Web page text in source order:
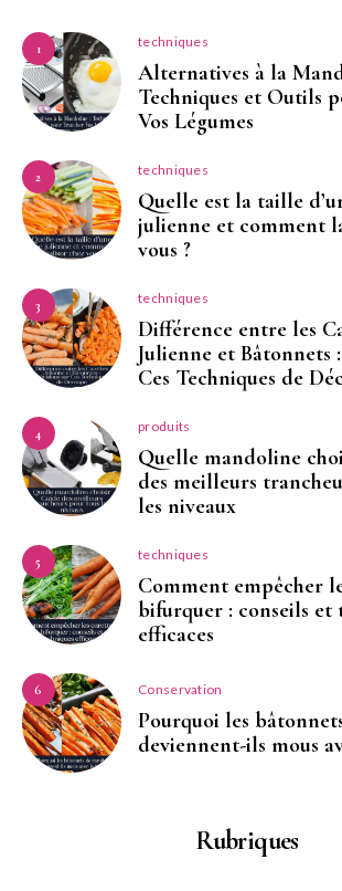
1 techniques
Alternatives à la
Techniques et Outils
Vos Légumes
2 techniques
Quelle est la taille
julienne et comment
vous ?
3 techniques
Différence entre les
Julienne et Bâtonnets
Ces Techniques de
4 produits
Quelle mandoline
des meilleurs
les niveaux
5 techniques
Comment empêcher
bifurquer : conseils et
efficaces
6 Conservation
Pourquoi les
deviennent-ils mous
Rubriques